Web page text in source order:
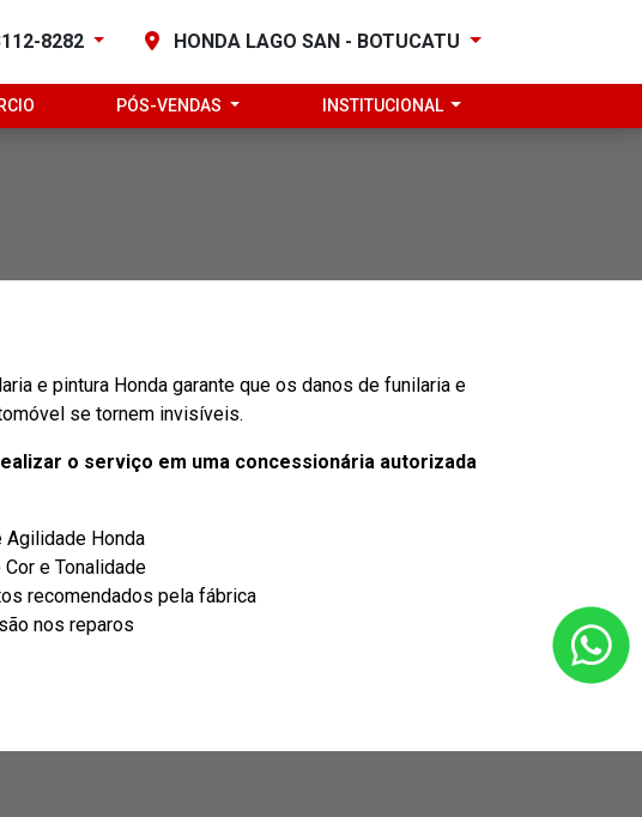
8282 HONDA LAGO SAN - BOTUCATU
PÓS-VENDAS INSTITUCIONAL
e pintura Honda garante que os danos de funilaria e
se tornem invisíveis.
o serviço em uma concessionária autorizada
Agilidade Honda
e Tonalidade
recomendados pela fábrica
nos reparos